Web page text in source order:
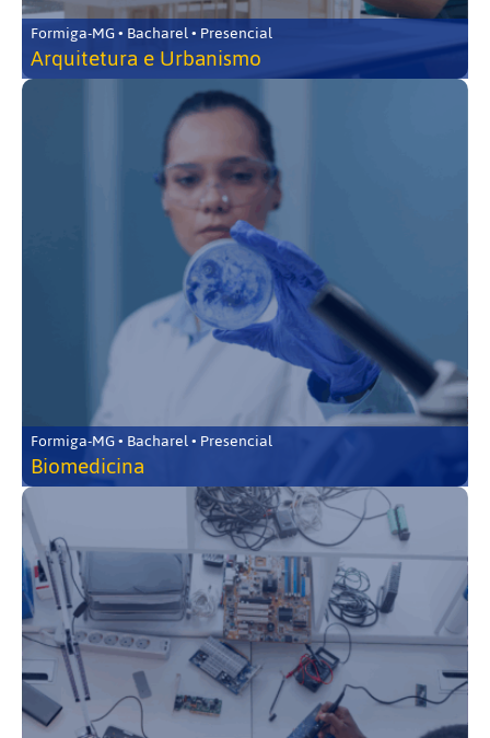
Formiga-MG • Bacharel • Presencial
Arquitetura e Urbanismo
Formiga-MG • Bacharel • Presencial
Biomedicina